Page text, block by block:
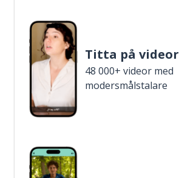
Titta på videor
48 000+ videor med
modersmålstalare